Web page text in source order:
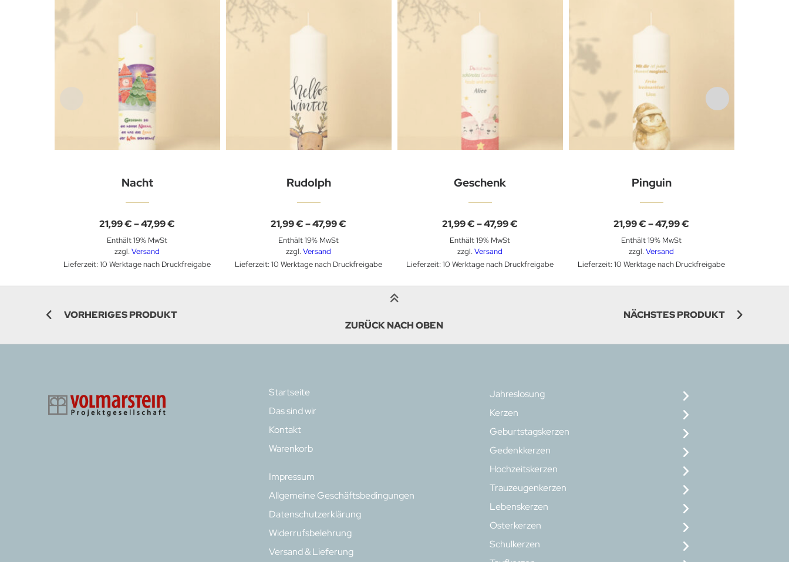
Nacht
21,99€ –47,99€
Enthält 19% MwSt
zzgl.Versand
Lieferzeit: 10 Werktage nach Druckfreigabe
Rudolph
21,99€ –47,99€
Enthält 19% MwSt
zzgl.Versand
Lieferzeit: 10 Werktage nach Druckfreigabe
Geschenk
21,99€ –47,99€
Enthält 19% MwSt
zzgl.Versand
Lieferzeit: 10 Werktage nach Druckfreigabe
Pinguin
21,99€ –47,99€
Enthält 19% MwSt
zzgl.Versand
Lieferzeit: 10 Werktage nach Druckfreigabe
VORHERIGES PRODUKT
NÄCHSTES PRODUKT
ZURÜCK NACH OBEN
Startseite
Das sind wir
Kontakt
Warenkorb
Impressum
Allgemeine Geschäftsbedingungen
Datenschutzerklärung
Widerrufsbelehrung
Versand & Lieferung
Jahreslosung
Kerzen
Geburtstagskerzen
Gedenkkerzen
Hochzeitskerzen
Trauzeugenkerzen
Lebenskerzen
Osterkerzen
Schulkerzen